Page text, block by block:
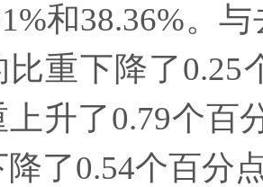
和38.36%。
比重下降了0.25
上升了0.79个百
了0.54个百分